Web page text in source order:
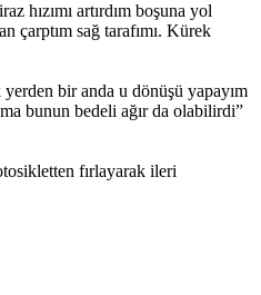
hızımı artırdım boşuna yol
çarptım sağ tarafımı. Kürek
bir anda u dönüşü yapayım
bunun bedeli ağır da olabilirdi”
fırlayarak ileri